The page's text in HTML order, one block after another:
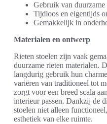
Gebruik van duurzame
Tijdloos en eigentijds
Gemakkelijk in
Materialen en ontwerp
Rieten stoelen zijn vaak
duurzame rieten materialen.
langdurig gebruik hun
variëren van traditioneel tot
zorgt voor een breed scala
interieur passen. Dankzij de
stoelen niet alleen
esthetiek van elke ruimte.